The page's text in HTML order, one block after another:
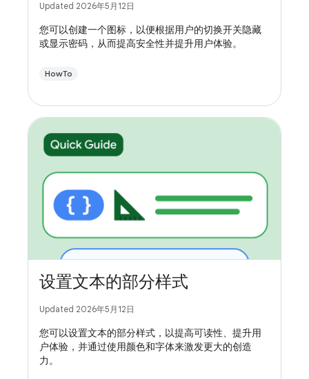
Updated 2026年5月12日
您可以创建一个图标，以便根据用户的切换开关隐藏
或显示密码，从而提高安全性并提升用户体验。
HowTo
设置文本的部分样式
Updated 2026年5月12日
您可以设置文本的部分样式，以提高可读性、提升用
户体验，并通过使用颜色和字体来激发更大的创造
力。